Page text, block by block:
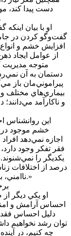
دست پيدا کند،
نباشد، منجر به فقير شدن ذهن و مغز مي‌شود.
او با بيان
گفت‌و‌گو کردن در
افزايش خشم و
از عوامل ايجاد
متوجه
دستمان به آن
پيراموني‌مان باز
بيماري‌هاي مختلف
و ناکارآمد
اين روانشناس
خشم موجود در
اجازه نمي‌دهد
فقر تفکر وجود
درصد از اختلافات
ناامني، باعث مي‌شود که ما به سطح بالاي رشد نرسيم.»
او يکي ديگر
احساس آرامش و
دليل احساس
توان رشد نخواهيم
چه کنيم، در